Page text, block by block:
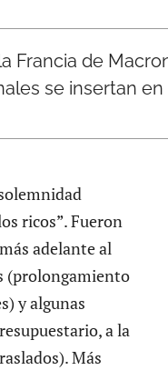
Francia de
se insertan
ricos”. Fueron
adelante al
(prolongamiento
y algunas
a la
Más